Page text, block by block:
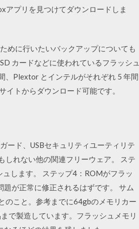
アプリを見つけてダウンロードしま
めに行いたいバックアップについても
カードなどに使われているフラッシュ
、Plextor とインテルがそれぞれ 5 年間
トからダウンロード可能です。
ード、USBセキュリティユーティリテ
しれない他の関連フリーウェア。 ステ
します。 ステップ4：ROMがフラッ
が正常に修正されるはずです。 サム
のこと。参考までに64gbのメモリカー
で製造しています。フラッシュメモリ